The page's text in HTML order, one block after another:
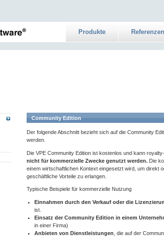
Produkte Referenzen
Community Edition
Der folgende Abschnitt bezieht sich auf die Community
werden.
Die VPE Community Edition ist kostenlos und kann
nicht für kommerzielle Zwecke genutzt werden. Die
einem wirtschaftlichen Kontext eingesetzt wird, um direkt
geschäftliche Vorteile zu erlangen.
Typische Beispiele für kommerzielle Nutzung
Einnahmen durch den Verkauf oder die
ist.
Einsatz der Community Edition in einem
in einer Firma)
Anbieten von Dienstleistungen , die auf der